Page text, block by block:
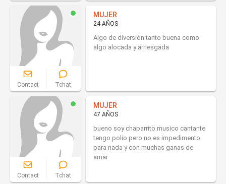
Contact Tchat
MUJER
24 AÑOS
Algo de diversión tanto buena como
algo alocada y arriesgada
Contact Tchat
MUJER
47 AÑOS
bueno soy chaparrito musico cantante
tengo polio pero no es impedimento
para nada y con muchas ganas de
amar